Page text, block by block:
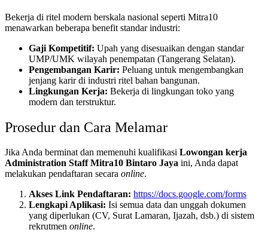
Bekerja di ritel modern berskala nasional seperti Mitra10
menawarkan beberapa benefit standar industri:
Gaji Kompetitif: Upah yang disesuaikan dengan standar
UMP/UMK wilayah penempatan (Tangerang Selatan).
Pengembangan Karir: Peluang untuk mengembangkan
jenjang karir di industri ritel bahan bangunan.
Lingkungan Kerja: Bekerja di lingkungan toko yang
modern dan terstruktur.
Prosedur dan Cara Melamar
Jika Anda berminat dan memenuhi kualifikasi Lowongan kerja
Administration Staff Mitra10 Bintaro Jaya ini, Anda dapat
melakukan pendaftaran secara online.
Akses Link Pendaftaran: https://docs.google.com/forms
Lengkapi Aplikasi: Isi semua data dan unggah dokumen
yang diperlukan (CV, Surat Lamaran, Ijazah, dsb.) di sistem
rekrutmen online.